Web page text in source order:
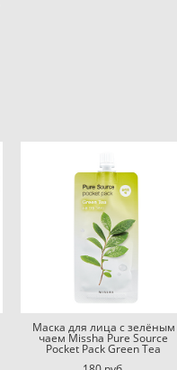
Маска для лица с зелёным
чаем Missha Pure Source
Pocket Pack Green Tea